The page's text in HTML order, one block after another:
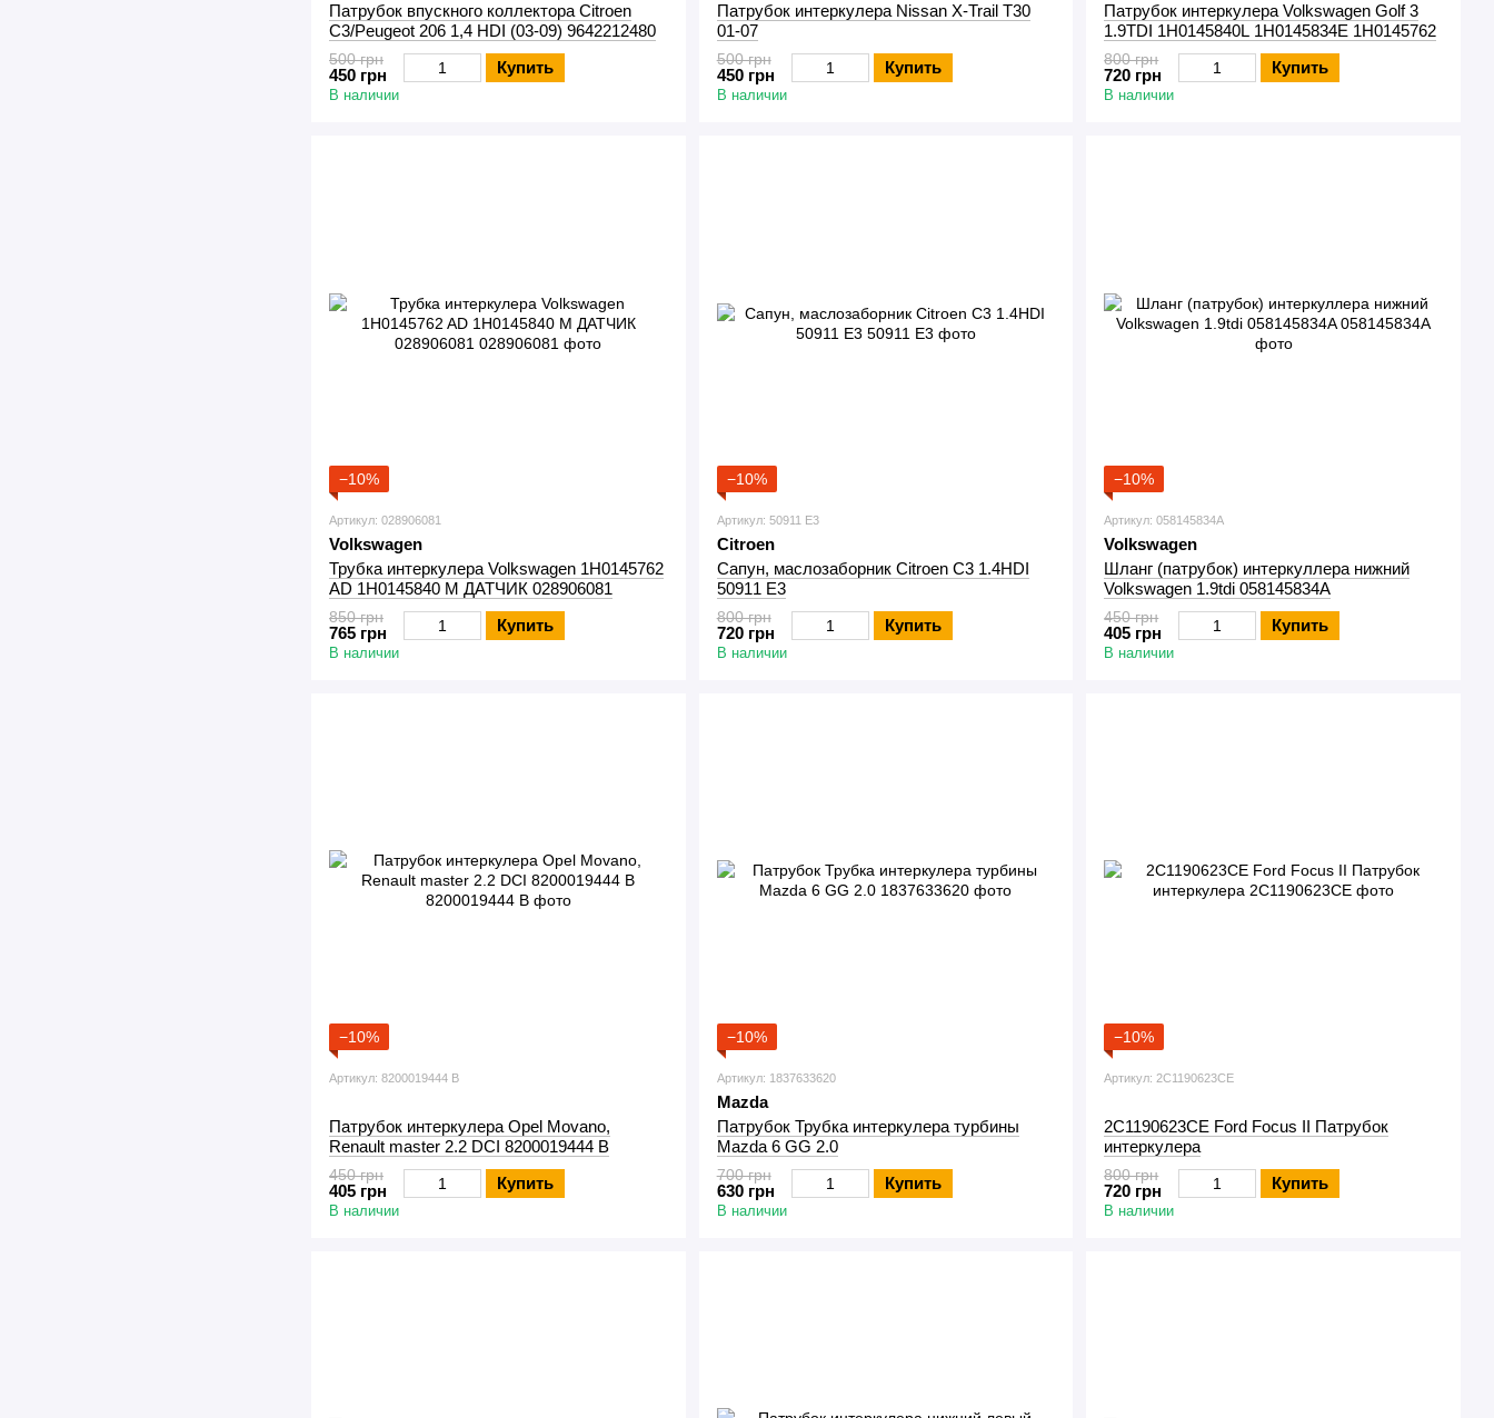
Патрубок впускного коллектора Citroen
C3/Peugeot 206 1,4 HDI (03-09) 9642212480
500 грн
450 грн Купить
В наличии
Патрубок интеркулера Nissan X-Trail T30
01-07
500 грн
450 грн Купить
В наличии
Патрубок интеркулера Volkswagen Golf 3
1.9TDI 1H0145840L 1H0145834E 1H0145762
800 грн
720 грн Купить
В наличии
−10%
Артикул: 028906081
Volkswagen
Трубка интеркулера Volkswagen 1H0145762
AD 1H0145840 M ДАТЧИК 028906081
850 грн
765 грн Купить
В наличии
−10%
Артикул: 50911 E3
Citroen
Сапун, маслозаборник Citroen C3 1.4HDI
50911 E3
800 грн
720 грн Купить
В наличии
−10%
Артикул: 058145834A
Volkswagen
Шланг (патрубок) интеркуллера нижний
Volkswagen 1.9tdi 058145834A
450 грн
405 грн Купить
В наличии
−10%
Артикул: 8200019444 B
Патрубок интеркулера Opel Movano,
Renault master 2.2 DCI 8200019444 B
450 грн
405 грн Купить
В наличии
−10%
Артикул: 1837633620
Mazda
Патрубок Трубка интеркулера турбины
Mazda 6 GG 2.0
700 грн
630 грн Купить
В наличии
−10%
Артикул: 2C1190623CE
2C1190623CE Ford Focus II Патрубок
интеркулера
800 грн
720 грн Купить
В наличии